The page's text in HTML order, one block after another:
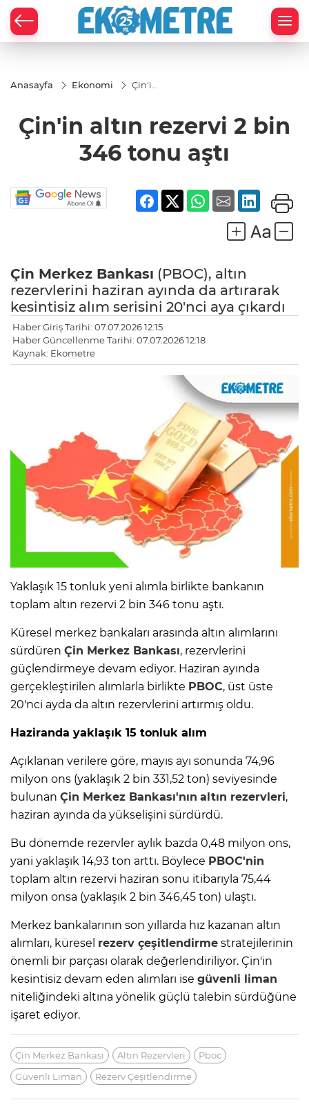
Anasayfa Ekonomi
Çin'in
346
aştı
Çin'in altın rezervi 2 bin
346 tonu aştı
Çin Merkez Bankası (PBOC), altın
rezervlerini haziran ayında da artırarak
kesintisiz alım serisini 20'nci aya çıkardı
Haber Giriş Tarihi: 07.07.2026 12:15
Haber Güncellenme Tarihi: 07.07.2026 12:18
Kaynak: Ekometre
Yaklaşık 15 tonluk yeni alımla birlikte bankanın
toplam altın rezervi 2 bin 346 tonu aştı.
Küresel merkez bankaları arasında altın alımlarını
sürdüren Çin Merkez Bankası, rezervlerini
güçlendirmeye devam ediyor. Haziran ayında
gerçekleştirilen alımlarla birlikte PBOC, üst üste
20'nci ayda da altın rezervlerini artırmış oldu.
Haziranda yaklaşık 15 tonluk alım
Açıklanan verilere göre, mayıs ayı sonunda 74,96
milyon ons (yaklaşık 2 bin 331,52 ton) seviyesinde
bulunan Çin Merkez Bankası'nın altın rezervleri,
haziran ayında da yükselişini sürdürdü.
Bu dönemde rezervler aylık bazda 0,48 milyon ons,
yani yaklaşık 14,93 ton arttı. Böylece PBOC'nin
toplam altın rezervi haziran sonu itibarıyla 75,44
milyon onsa (yaklaşık 2 bin 346,45 ton) ulaştı.
Merkez bankalarının son yıllarda hız kazanan altın
alımları, küresel rezerv çeşitlendirme stratejilerinin
önemli bir parçası olarak değerlendiriliyor. Çin'in
kesintisiz devam eden alımları ise güvenli liman
niteliğindeki altına yönelik güçlü talebin sürdüğüne
işaret ediyor.
Çin Merkez Bankası Altın Rezervleri
Pboc
Güvenli Liman
Rezerv Çeşitlendirme